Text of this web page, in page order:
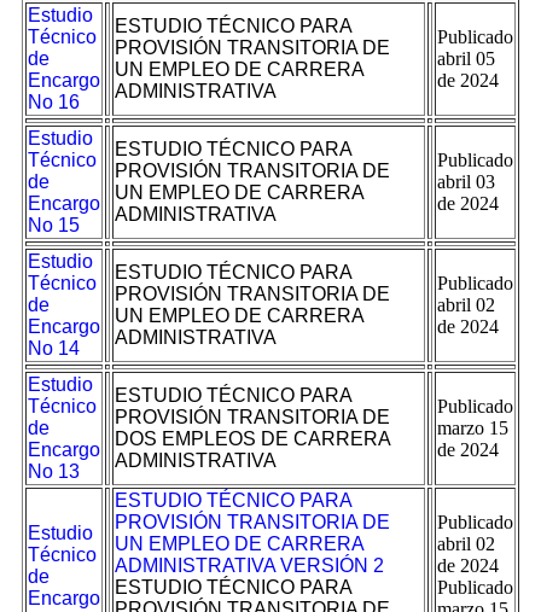
Estudio
Técnico
de
Encargo
No 16
ESTUDIO TÉCNICO PARA
PROVISIÓN TRANSITORIA DE
UN EMPLEO DE CARRERA
ADMINISTRATIVA
Publicado
abril 05
de 2024
Estudio
Técnico
de
Encargo
No 15
ESTUDIO TÉCNICO PARA
PROVISIÓN TRANSITORIA DE
UN EMPLEO DE CARRERA
ADMINISTRATIVA
Publicado
abril 03
de 2024
Estudio
Técnico
de
Encargo
No 14
ESTUDIO TÉCNICO PARA
PROVISIÓN TRANSITORIA DE
UN EMPLEO DE CARRERA
ADMINISTRATIVA
Publicado
abril 02
de 2024
Estudio
Técnico
de
Encargo
No 13
ESTUDIO TÉCNICO PARA
PROVISIÓN TRANSITORIA DE
DOS EMPLEOS DE CARRERA
ADMINISTRATIVA
Publicado
marzo 15
de 2024
Estudio
Técnico
de
Encargo
ESTUDIO TÉCNICO PARA
PROVISIÓN TRANSITORIA DE
UN EMPLEO DE CARRERA
ADMINISTRATIVA VERSIÓN 2
ESTUDIO TÉCNICO PARA
Publicado
abril 02
de 2024
Publicado